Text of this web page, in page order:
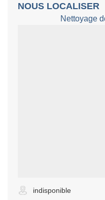
NOUS LOCALISER
Nettoyage
indisponible